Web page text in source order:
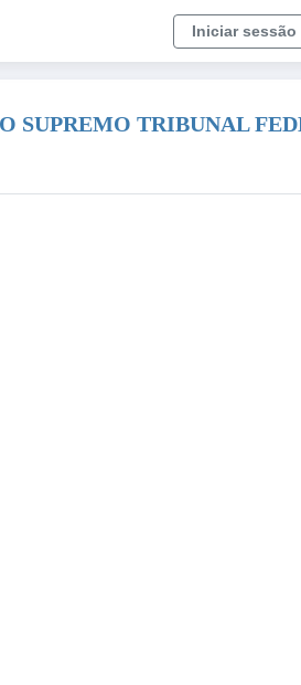
Iniciar sessão
SUPREMO TRIBUNAL